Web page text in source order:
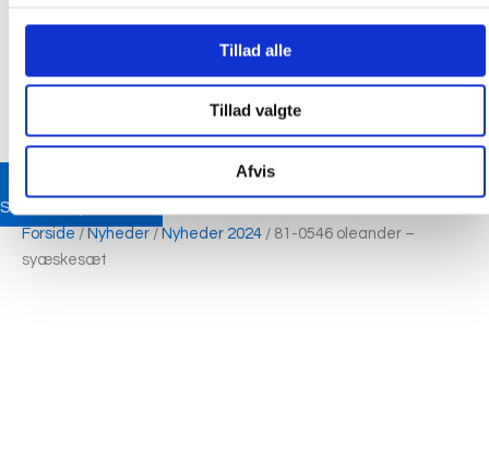
Tillad alle
Tillad valgte
Afvis
Se strikkeopskrifter
Forside / Nyheder / Nyheder 2024 / 81-0546 oleander –
syæskesæt